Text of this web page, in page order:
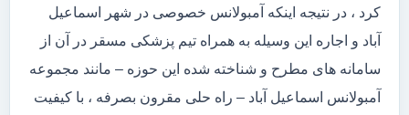
کرد ، در نتیجه اینکه آمبولانس خصوصی در شهر اسماعیل
آباد و اجاره این وسیله به همراه تیم پزشکی مسقر در آن از
سامانه های مطرح و شناخته شده این حوزه – مانند مجموعه
آمبولانس اسماعیل آباد – راه حلی مقرون بصرفه ، با کیفیت